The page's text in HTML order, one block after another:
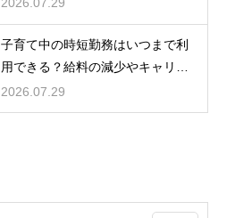
児をする術
2026.07.29
子育て中の時短勤務はいつまで利
用できる？給料の減少やキャリア
への影響を考慮して賢く働くため
のポイント
2026.07.29